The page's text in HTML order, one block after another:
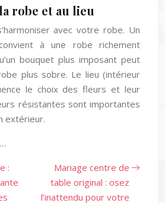
robe et au lieu
avec votre robe. Un
à une robe richement
bouquet plus imposant peut
plus sobre. Le lieu (intérieur
le choix des fleurs et leur
résistantes sont importantes
extérieur.
:
Mariage centre de
table original : osez
l’inattendu pour votre